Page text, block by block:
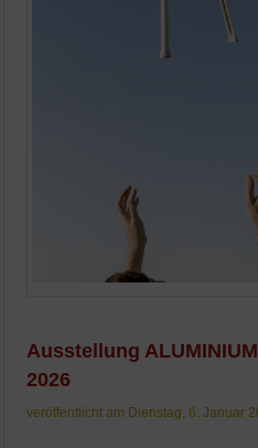
Ausstellung
2026
veröffentlicht am Dienstag, 6. Januar